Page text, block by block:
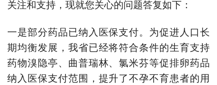
关注和支持，现就您关心的问题答复如下：
一是部分药品已纳入医保支付。为促进人口长
期均衡发展，我省已经将符合条件的生育支持
药物溴隐亭、曲普瑞林、氯米芬等促排卵药品
纳入医保支付范围，提升了不孕不育患者的用